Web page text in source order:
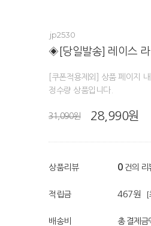
jp2530
◈[당일발송] 레이스 라
[쿠폰적용제외] 상품 페이지
정수량 상품입니다.
31,090원 28,990원
상품리뷰 0 건의 리
적립금 467원 [
배송비 총 결제금